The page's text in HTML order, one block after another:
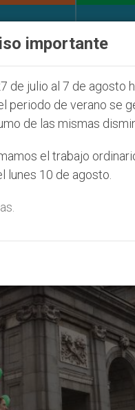
que afecta a
importante
de julio al 7 de agosto
periodo de verano se
de las mismas
el trabajo
lunes 10 de agosto.